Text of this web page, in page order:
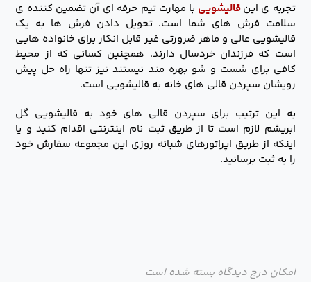
تجربه ی اینقالیشویی با مهارت تیم حرفه ای آن تضمین کننده ی
سلامت فرش های شما است. تحویل دادن فرش ها به یک
قالیشویی عالی و ماهر ضرورتی غیر قابل انکار برای خانواده هایی
است که فرزندان خردسال دارند. همچنین کسانی که از محیط
کافی برای شست و شو بهره مند نیستند نیز تنها راه حل پیش
رویشان سپردن قالی های خانه به قالیشویی است.
به این ترتیب برای سپردن قالی های خود به قالیشویی گل
ابریشم لازم است تا از طریق ثبت نام اینترنتی اقدام کنید و یا
اینکه از طریق اپراتورهای شبانه روزی این مجموعه سفارش خود
را به ثبت برسانید.
امکان درج دیدگاه بسته شده است